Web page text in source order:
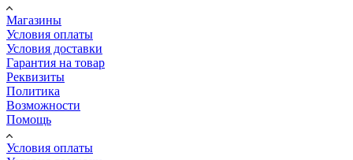
Магазины
Условия оплаты
Условия доставки
Гарантия на товар
Реквизиты
Политика
Возможности
Помощь
Условия оплаты